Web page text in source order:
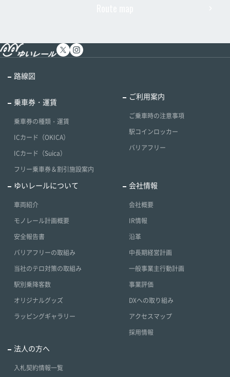
路線図
乗車券・運賃
乗車券の種類・運賃
ICカード（OKICA）
ICカード（Suica）
フリー乗車券＆割引施設案内
ご利用案内
ご乗車時の注意事項
駅コインロッカー
バリアフリー
ゆいレールについて
車両紹介
モノレール計画概要
安全報告書
バリアフリーの取組み
当社のテロ対策の取組み
駅別乗降客数
オリジナルグッズ
ラッピングギャラリー
会社情報
会社概要
IR情報
沿革
中長期経営計画
一般事業主行動計画
事業評価
DXへの取り組み
アクセスマップ
採用情報
法人の方へ
入札契約情報一覧